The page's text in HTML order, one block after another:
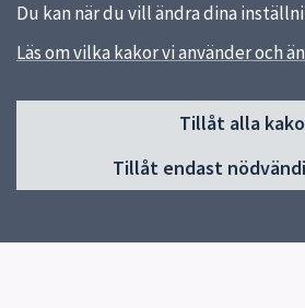
Du kan när du vill ändra dina
Läs om vilka kakor vi använder och
Tillåt alla
Tillåt endast